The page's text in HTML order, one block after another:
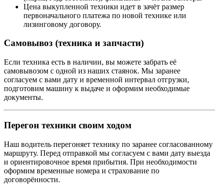
Цена выкупленной техники идет в зачёт размер
первоначального платежа по новой технике или
лизинговому договору.
Самовывоз (техника и запчасти)
Если техника есть в наличии, вы можете забрать её
самовывозом с одной из наших стаянок. Мы заранее
согласуем с вами дату и временной интервал отгрузки,
подготовим машину к выдаче и оформим необходимые
документы.
Перегон техники своим ходом
Наш водитель перегоняет технику по заранее согласованному
маршруту. Перед отправкой мы согласуем с вами дату выезда
и ориентировочное время прибытия. При необходимости
оформим временные номера и страхование по
договорённости.